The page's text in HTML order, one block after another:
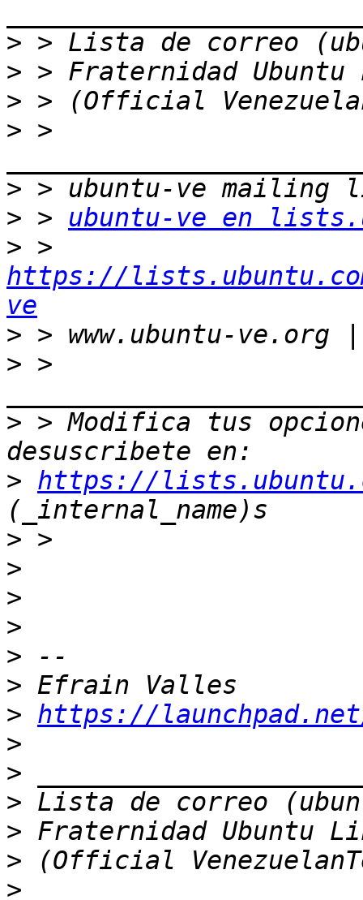
>
>
>
> >
>
> > ubuntu-ve en
>
https://
ve
>
> >
> > Modifica tus
> https://
>
>
>
>
>
>
> https://
>
>
>
>
>
>